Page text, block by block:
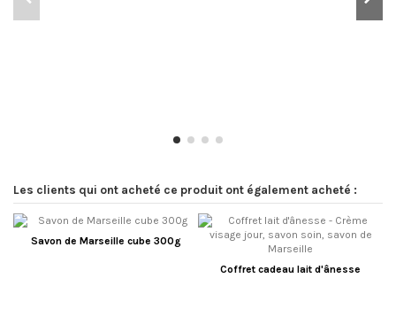
Les clients qui ont acheté ce produit ont également acheté :
Savon de Marseille cube 300g
Coffret cadeau lait d'ânesse